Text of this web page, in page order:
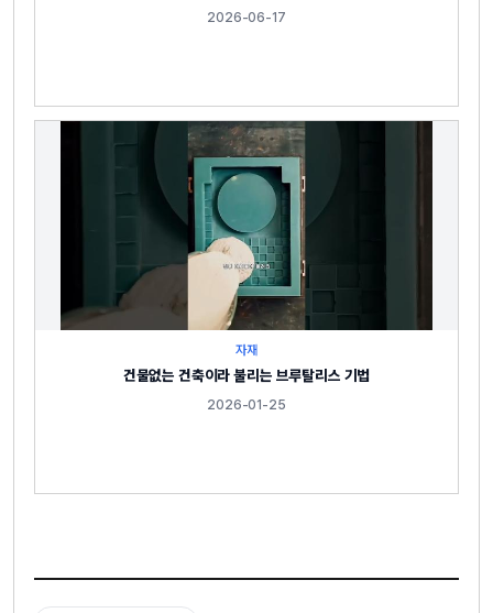
2026-06-17
자재
건물없는 건축이라 불리는 브루탈리스 기법
2026-01-25